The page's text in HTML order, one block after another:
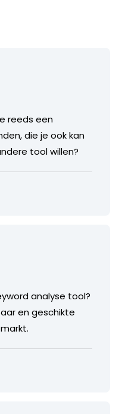
reeds een
die je ook kan
tool willen?
analyse tool?
en geschikte